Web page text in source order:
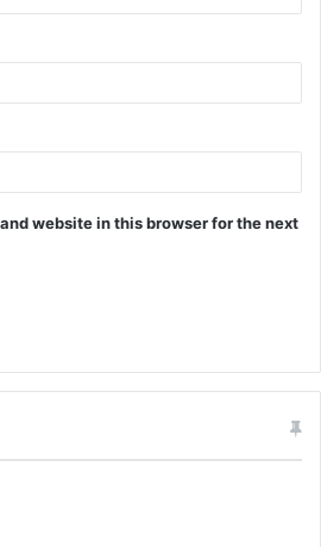
website in this browser for the next